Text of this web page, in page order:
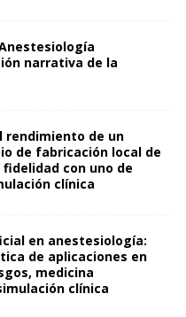
narrativa de la
rendimiento de un
de fabricación local de
con uno de
clínica
en anestesiología:
de aplicaciones en
medicina
clínica